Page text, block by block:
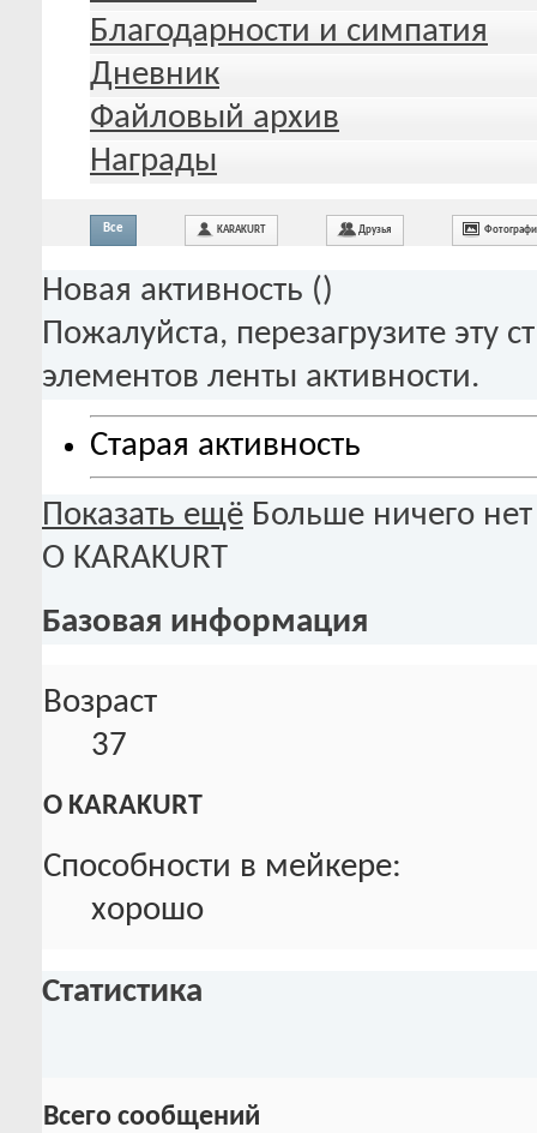
Благодарности и симпатия
Дневник
Файловый архив
Награды
Все KARAKURT Друзья
Новая активность ()
Пожалуйста, перезагрузите эту
элементов ленты активности.
Старая активность
Показать ещё Больше ничего нет
О KARAKURT
Базовая информация
Возраст
37
О KARAKURT
Способности в мейкере:
хорошо
Статистика
Всего сообщений